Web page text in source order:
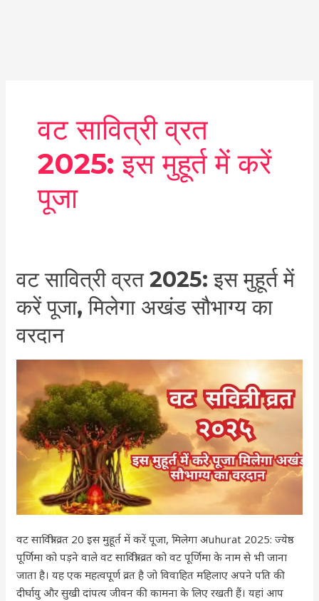
वट सावित्री व्रत
2025: इस मुहूर्त में करें
पूजा
वट सावित्री व्रत 2025: इस मुहूर्त में
करें पूजा, मिलेगा अखंड सौभाग्य का
वरदान
वट सावित्री व्रत 20 इस मुहूर्त में करें पूजा, मिलेगा अuhurat 2025: ज्येष्ठ
पूर्णिमा को पड़ने वाले वट सावित्री व्रत को वट पूर्णिमा के नाम से भी जाना
जाता है। यह एक महत्वपूर्ण व्रत है जो विवाहित महिलाए अपने पति की
दीर्घायु और सुखी दांपत्य जीवन की कामना के लिए रखती हैं। यहां आप
वट
सावित्री
व्रत
2025:
इस
मुहूर्त
करें
पूजा,
मिलेगा
अखंड
सौभाग्य
वरदान